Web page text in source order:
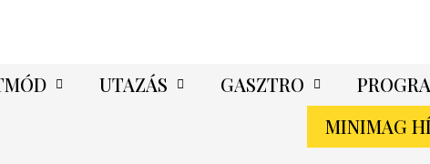
UTAZÁS GASZTRO
MINIMAG